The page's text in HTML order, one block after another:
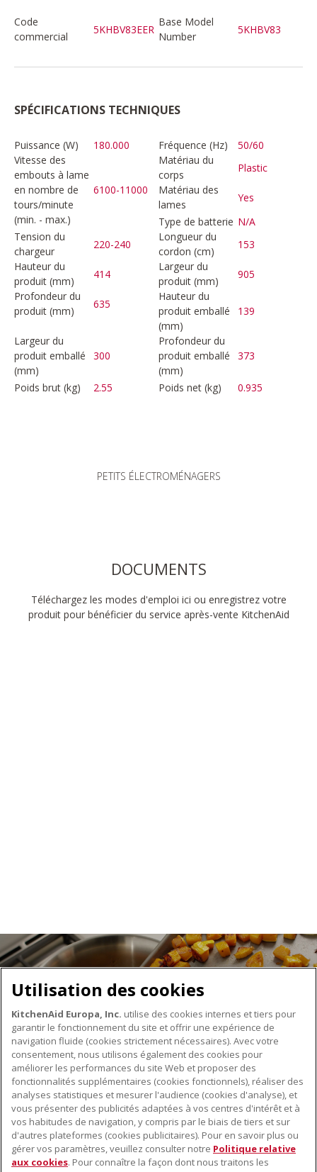
Code
commercial
5KHBV83EER
Base Model
Number
5KHBV83
SPÉCIFICATIONS TECHNIQUES
Puissance (W) 180.000 Fréquence (Hz)
50/60
Vitesse des
embouts à lame
en nombre de
tours/minute
(min. - max.)
6100-11000
Matériau du
corps
Plastic
Matériau des
lames
Yes
Type de batterie N/A
Tension du
chargeur
220-240
Longueur du
cordon (cm)
153
Hauteur du
produit (mm)
414
Largeur du
produit (mm)
905
Profondeur du
produit (mm)
635
Hauteur du
produit emballé
(mm)
139
Largeur du
produit emballé
(mm)
300
Profondeur du
produit emballé
(mm)
373
Poids brut (kg) 2.55 Poids net (kg) 0.935
PETITS ÉLECTROMÉNAGERS
DOCUMENTS
Téléchargez les modes d'emploi ici ou enregistrez votre
produit pour bénéficier du service après-vente KitchenAid
À PROPOS DE KITCHENAID
À propos de KitchenAid
Histoire de la marque
Communiqués de presse
NOS PRODUITS
Petits électroménagers
SERVICE CLIENT
Utilisation des cookies
KitchenAid Europa, Inc. utilise des cookies internes et tiers pour
garantir le fonctionnement du site et offrir une expérience de
navigation fluide (cookies strictement nécessaires). Avec votre
consentement, nous utilisons également des cookies pour
améliorer les performances du site Web et proposer des
fonctionnalités supplémentaires (cookies fonctionnels), réaliser des
analyses statistiques et mesurer l'audience (cookies d'analyse), et
vous présenter des publicités adaptées à vos centres d'intérêt et à
vos habitudes de navigation, y compris par le biais de tiers et sur
d'autres plateformes (cookies publicitaires). Pour en savoir plus ou
gérer vos paramètres, veuillez consulter notre Politique relative
aux cookies. Pour connaître la façon dont nous traitons les